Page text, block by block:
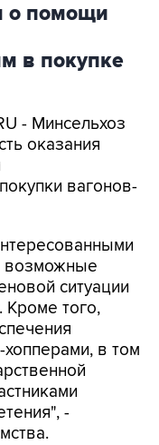
о помощи
в покупке
- Минсельхоз
оказания
вагонов-
возможные
ситуации
Кроме того,
в том
-